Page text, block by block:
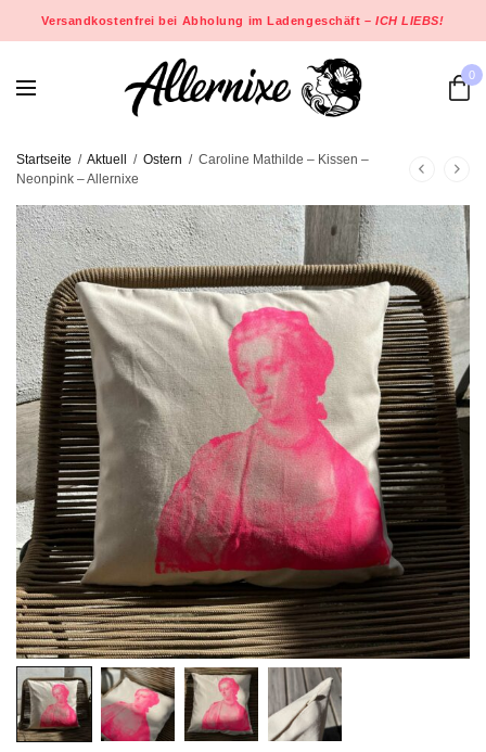
Versandkostenfrei bei Abholung im Ladengeschäft –ICH LIEBS!
0
Startseite / Aktuell / Ostern / Caroline Mathilde – Kissen –
Neonpink – Allernixe